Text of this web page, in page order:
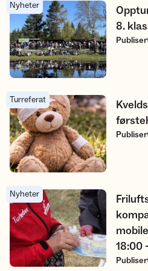
Opptur 2026 - friluftsdag for 8.
Nyheter
8.
Kveldsmattur og bålkos med
Turreferat
Friluftstreffet – Kart, kompass
Nyheter
18:00